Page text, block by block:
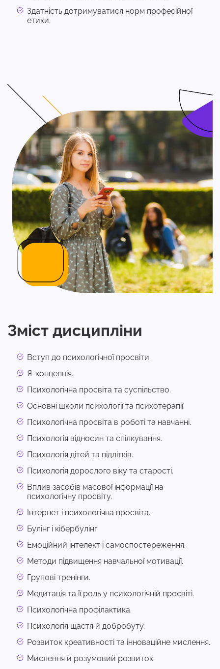
Здатність дотримуватися норм професійної
етики.
Зміст дисципліни
Вступ до психологічної просвіти.
Я-концепція.
Психологічна просвіта та суспільство.
Основні школи психології та психотерапії.
Психологічна просвіта в роботі та навчанні.
Психологія відносин та спілкування.
Психологія дітей та підлітків.
Психологія дорослого віку та старості.
Вплив засобів масової інформації на
психологічну просвіту.
Інтернет і психологічна просвіта.
Булінг і кібербулінг.
Емоційний інтелект і самоспостереження.
Методи підвищення навчальної мотивації.
Групові тренінги.
Медитація та її роль у психологічній просвіті.
Психологічна профілактика.
Психологія щастя й добробуту.
Розвиток креативності та інноваційне мислення.
Мислення й розумовий розвиток.